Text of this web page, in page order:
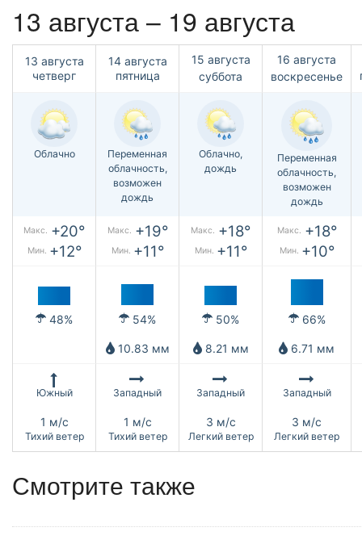
13 августа – 19 августа
13 августа
четверг
14 августа
пятница
15 августа
суббота
16 августа
воскресенье
Облачно
Переменная
облачность,
возможен
дождь
Облачно,
дождь
Переменная
облачность,
возможен
дождь
Макс. +20°
Мин. +12°
Макс. +19°
Мин. +11°
Макс. +18°
Мин. +11°
Макс. +18°
Мин. +10°
48% 54% 50% 66%
10.83 мм 8.21 мм 6.71 мм
Южный Западный Западный Западный
1 м/с
Тихий ветер
1 м/с
Тихий ветер
3 м/с
Легкий ветер
3 м/с
Легкий ветер
Смотрите также